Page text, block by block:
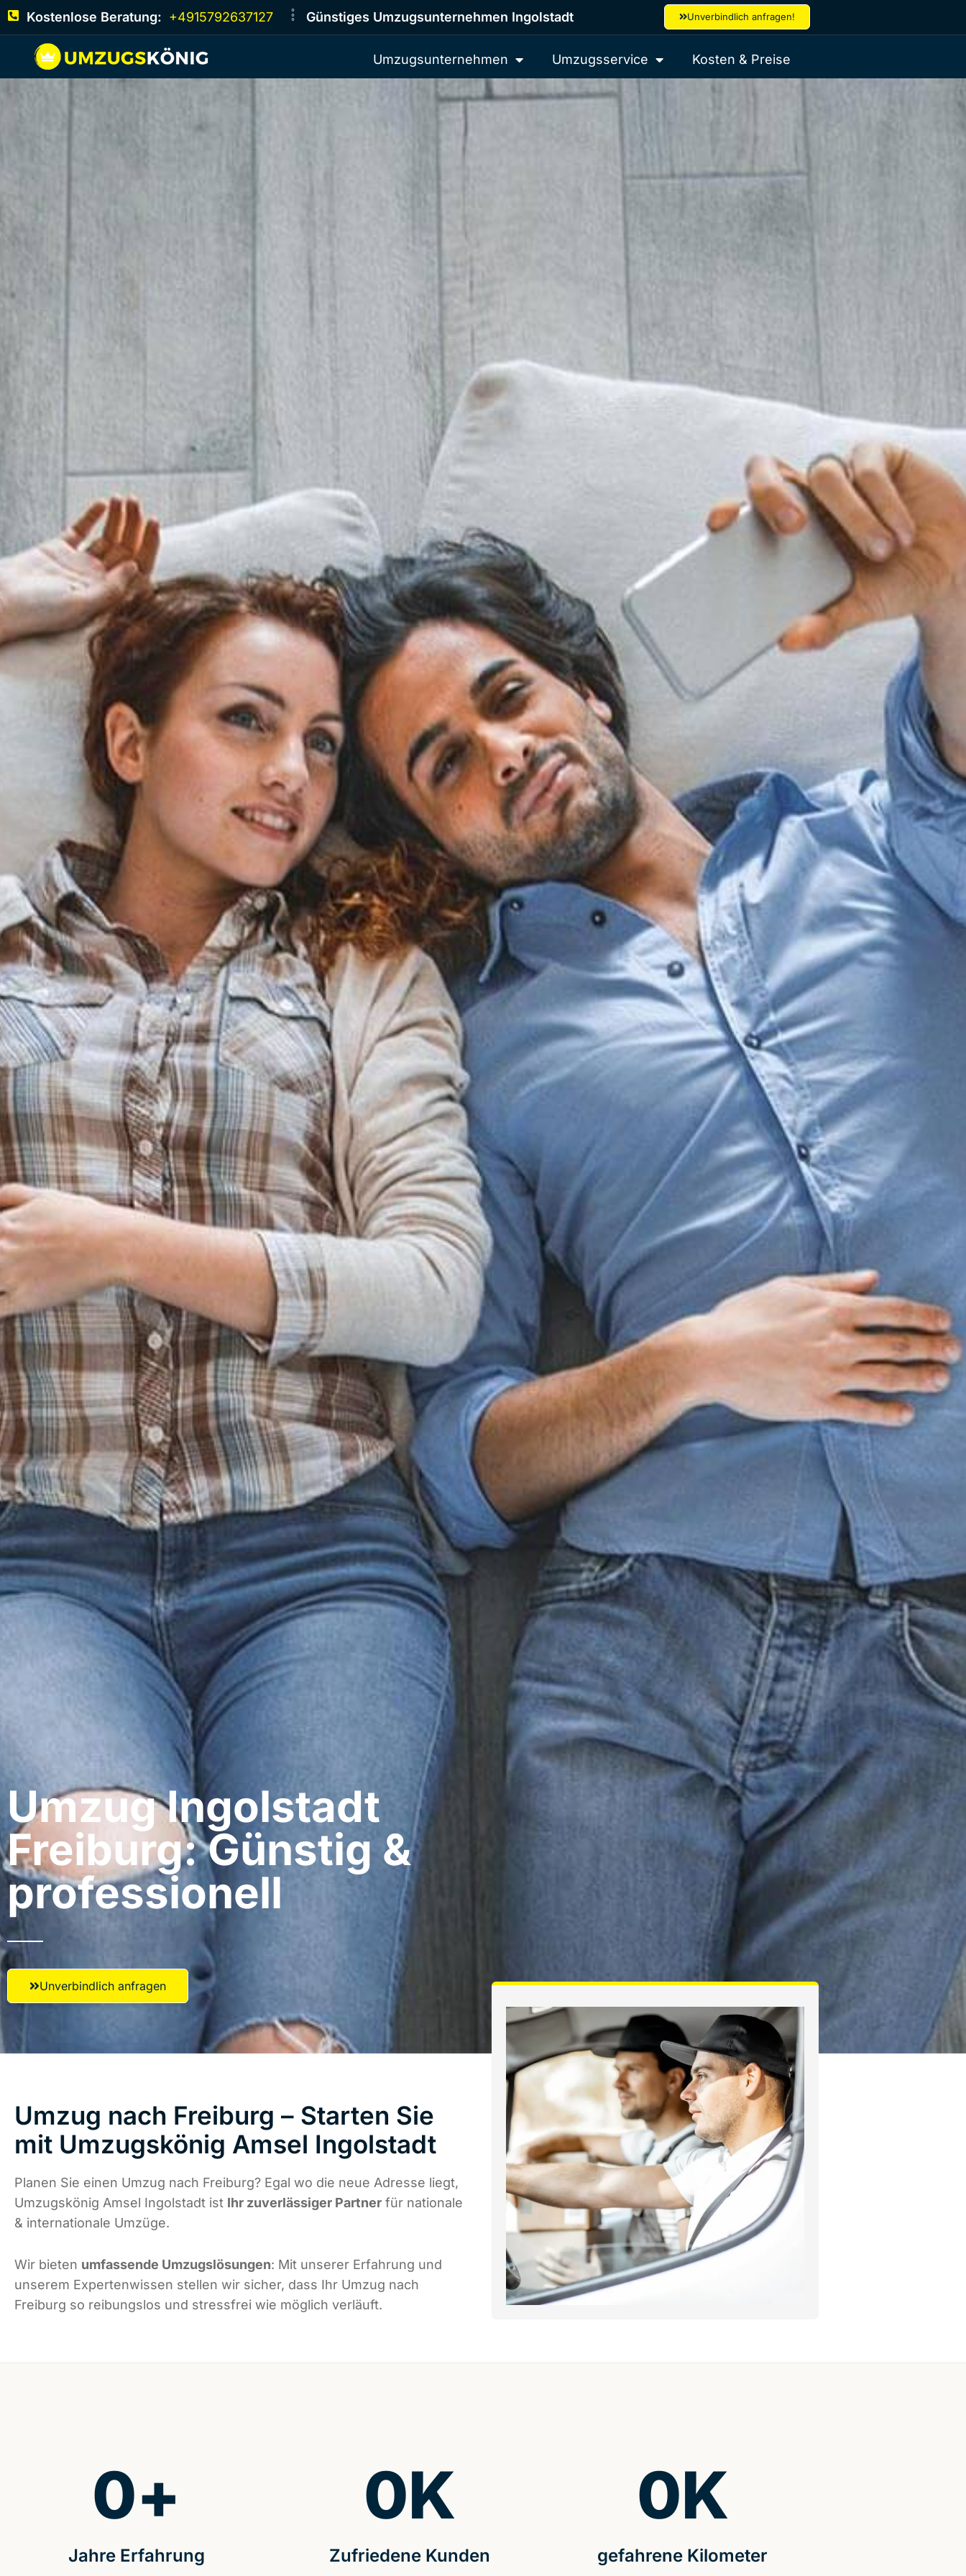
Kostenlose Beratung: +4915792637127 Günstiges Umzugsunternehmen Ingolstadt Unverbindlich anfragen!
Umzugsunternehmen Umzugsservice Kosten & Preise
Umzug Ingolstadt​
Freiburg: Günstig &
professionell​
Unverbindlich anfragen
Umzug nach Freiburg – Starten Sie
mit Umzugskönig Amsel Ingolstadt
Planen Sie einen Umzug nach Freiburg? Egal wo die neue Adresse liegt,
Umzugskönig Amsel Ingolstadt ist Ihr zuverlässiger Partner für nationale
& internationale Umzüge.
Wir bieten umfassende Umzugslösungen: Mit unserer Erfahrung und
unserem Expertenwissen stellen wir sicher, dass Ihr Umzug nach
Freiburg so reibungslos und stressfrei wie möglich verläuft.
Jahre Erfahrung
0+
Zufriedene Kunden
0K
gefahrene Kilometer
0K